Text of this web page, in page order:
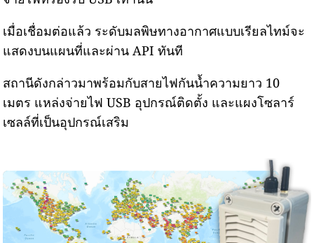
4
Somerset West, South Africa
--
Tembisa, South Africa
Vredenburg, South Africa
121
Wonderkop Sibanye, South Africa
--
Zwelitsha, King William's Town, South Africa
เมื่อเชื่อมต่อแล้ว ระดับมลพิษทางอากาศแบบเรียลไทม์จะ
แสดงบนแผนที่และผ่าน API ทันที
สถานีดังกล่าวมาพร้อมกับสายไฟกันน้ำความยาว 10
เมตร แหล่งจ่ายไฟ USB อุปกรณ์ติดตั้ง และแผงโซลาร์
เซลล์ที่เป็นอุปกรณ์เสริม